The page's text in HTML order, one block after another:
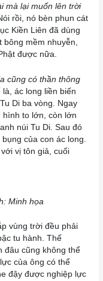
mà lại muốn lên trời
rồi, nó bèn phun cát
Kiền Liên đã dùng
mềm nhuyễn,
được nữa.
cũng có thần thông
là, ác long liền biến
Di ba vòng. Ngay
hình to lớn, còn lớn
núi Tu Di. Sau đó
của con ác long.
vị tôn giả, cuối
Minh họa
vùng trời đều phải
tu hành. Thế
đâu cũng không thể
của ông có thể
đậy được nghiệp lực